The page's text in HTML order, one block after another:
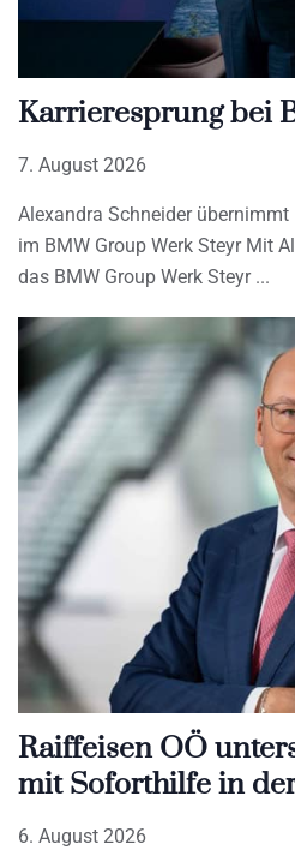
Karrieresprung bei
7. August 2026
Alexandra Schneider
im BMW Group Werk Steyr Mit
das BMW Group Werk Steyr
Raiffeisen OÖ
mit Soforthilfe in
6. August 2026